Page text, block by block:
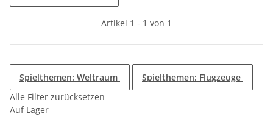
Artikel 1 - 1 von 1
Spielthemen: Weltraum
Spielthemen: Flugzeuge
Alle Filter zurücksetzen
Auf Lager